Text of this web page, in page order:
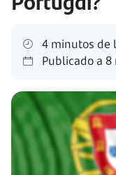
4 minutos de
Publicado a 8